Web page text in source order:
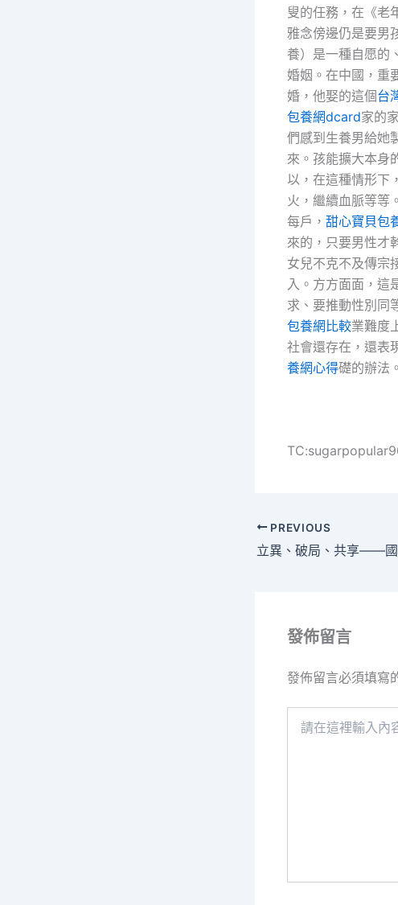
叟的任務，在《老
雅念傍邊仍是要男
養）是一種自愿的
婚姻。在中國，重
婚，他娶的這個台
包養網dcard家的
們感到生養男給她
來。孩能擴大本身
以，在這種情形下
火，繼續血脈等等
每戶， 甜心寶貝包
來的，只要男性才
女兒不克不及傳宗
入。方方面面，這
求、要推動性別同
包養網比較業難度
社會還存在，還表
養網心得礎的辦法。
PREVIOUS
發佈留言
發佈留言必須填寫